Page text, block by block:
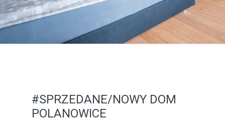
#SPRZEDANE/NOWY DOM
POLANOWICE